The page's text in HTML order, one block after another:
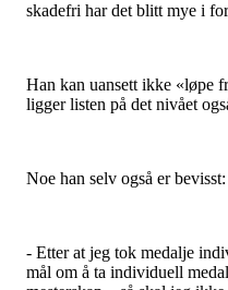
skadefri har det blitt mye i
Han kan uansett ikke «løpe
ligger listen på det nivået
Noe han selv også er bevisst:
- Etter at jeg tok medalje
mål om å ta individuell